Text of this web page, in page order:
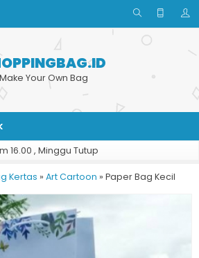
Make Your Own Bag
16.00 , Minggu Tutup
Kertas » Art Cartoon » Paper Bag Kecil